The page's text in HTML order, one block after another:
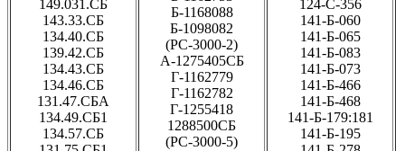
149.031.СБ
143.33.СБ
134.40.СБ
139.42.СБ
134.43.СБ
134.46.СБ
131.47.СБА
134.49.СБ1
134.57.СБ
Б-1168088
Б-1098082
(РС-3000-2)
А-1275405СБ
Г-1162779
Г-1162782
Г-1255418
1288500СБ
(РС-3000-5)
124-С-356
141-Б-060
141-Б-065
141-Б-083
141-Б-073
141-Б-466
141-Б-468
141-Б-179:181
141-Б-195